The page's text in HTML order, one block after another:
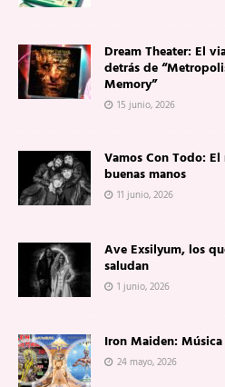
Dream Theater: El
detrás de
Memory”
15 junio, 2026
Vamos Con Todo:
buenas manos
11 junio, 2026
Ave Exsilyum, los
saludan
1 junio, 2026
Iron Maiden:
24 mayo, 2026